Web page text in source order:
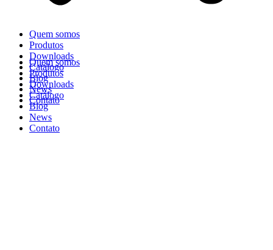
Quem somos
Produtos
Downloads
Catálogo
Blog
News
Contato
Quem somos
Produtos
Downloads
Catálogo
Blog
News
Contato